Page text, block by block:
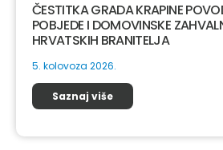
ČESTITKA GRADA KRAPINE
POBJEDE I DOMOVINSKE
HRVATSKIH BRANITELJA
5. kolovoza 2026.
Saznaj više